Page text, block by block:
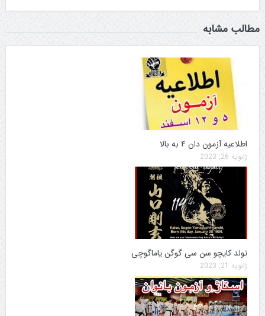
مطالب مشابه
اطلاعیه آزمون دان ۴ به بالا
ژانویه 26, 2023
تولد کایچو سن سی گوگن یاماگوچی
ژانویه 21, 2023